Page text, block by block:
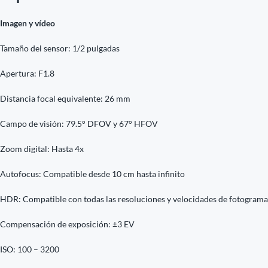
Imagen y vídeo
Tamaño del sensor: 1/2 pulgadas
Apertura: F1.8
Distancia focal equivalente: 26 mm
Campo de visión: 79.5° DFOV y 67° HFOV
Zoom digital: Hasta 4x
Autofocus: Compatible desde 10 cm hasta infinito
HDR: Compatible con todas las resoluciones y velocidades de
Compensación de exposición: ±3 EV
ISO: 100 – 3200